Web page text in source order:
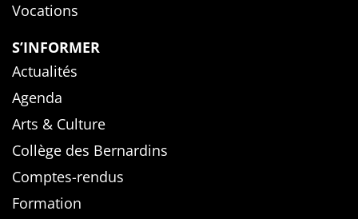
Vocations
S’INFORMER
Actualités
Agenda
Arts & Culture
Collège des Bernardins
Comptes-rendus
Formation